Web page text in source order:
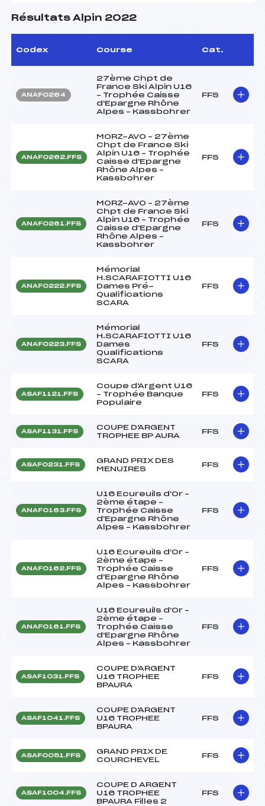
Résultats Alpin 2022
Codex Course Cat.
ANAF0264
27ème Chpt de
France Ski Alpin U16
– Trophée Caisse
d'Epargne Rhône
Alpes – Kassbohrer
FFS
ANAF0262.FFS
MORZ-AVO – 27ème
Chpt de France Ski
Alpin U16 – Trophée
Caisse d'Epargne
Rhône Alpes –
Kassbohrer
FFS
ANAF0261.FFS
MORZ-AVO – 27ème
Chpt de France Ski
Alpin U16 – Trophée
Caisse d'Epargne
Rhône Alpes –
Kassbohrer
FFS
ANAF0222.FFS
Mémorial
H.SCARAFIOTTI U16
Dames Pré-
Qualifications
SCARA
FFS
ANAF0223.FFS
Mémorial
H.SCARAFIOTTI U16
Dames
Qualifications
SCARA
FFS
ASAF1121.FFS
Coupe d'Argent U16
– Trophée Banque
Populaire
FFS
ASAF1131.FFS
COUPE D'ARGENT
TROPHEE BP AURA
FFS
ASAF0231.FFS
GRAND PRIX DES
MENUIRES
FFS
ANAF0163.FFS
U16 Ecureuils d'Or –
2ème étape –
Trophée Caisse
d'Epargne Rhône
Alpes – Kassbohrer
FFS
ANAF0162.FFS
U16 Ecureuils d'Or –
2ème étape –
Trophée Caisse
d'Epargne Rhône
Alpes – Kassbohrer
FFS
ANAF0161.FFS
U16 Ecureuils d'Or –
2ème étape –
Trophée Caisse
d'Epargne Rhône
Alpes – Kassbohrer
FFS
ASAF1031.FFS
COUPE D'ARGENT
U16 TROPHEE
BPAURA
FFS
ASAF1041.FFS
COUPE D'ARGENT
U16 TROPHEE
BPAURA
FFS
ASAF0051.FFS
GRAND PRIX DE
COURCHEVEL
FFS
ASAF1004.FFS
COUPE D ARGENT
U16 TROPHEE
BPAURA Filles 2
FFS